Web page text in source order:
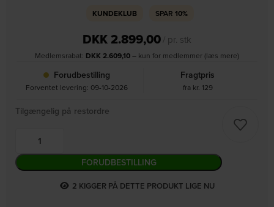
KUNDEKLUB SPAR 10%
DKK 2.899,00/ pr. stk
Medlemsrabat: DKK 2.609,10– kun for medlemmer (læs mere)
Forudbestilling
Forventet levering: 09-10-2026
Fragtpris
fra kr. 129
Tilgængelig på restordre
FORUDBESTILLING
2 KIGGER PÅ DETTE PRODUKT LIGE NU